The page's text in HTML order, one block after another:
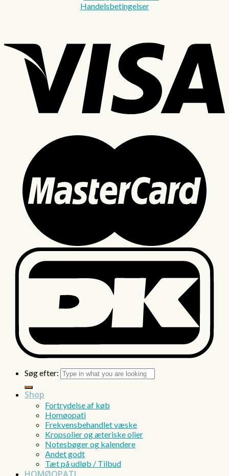
Handelsbetingelser
Søg efter:
Shop
Fortrydelse af køb
Homøopati
Frekvensbehandlet væske
Kropsolier og æteriske olier
Notesbøger og kalendere
Andet godt
Tæt på udløb / Tilbud